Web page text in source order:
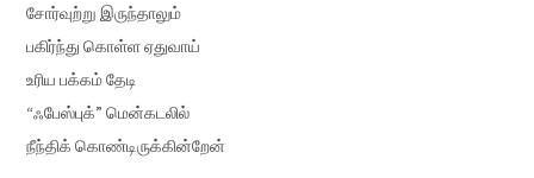
சோர்வுற்று இருந்தாலும்
பகிர்ந்து கொள்ள ஏதுவாய்
உரிய பக்கம் தேடி
“ஃபேஸ்புக்” மென்கடலில்
நீந்திக் கொண்டிருக்கின்றேன்